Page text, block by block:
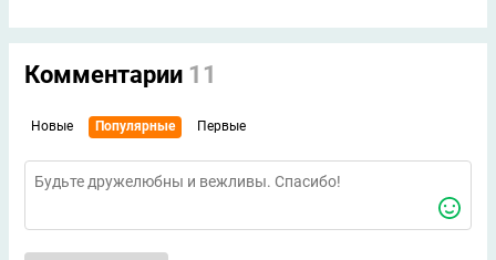
Комментарии 11
Новые Популярные Первые